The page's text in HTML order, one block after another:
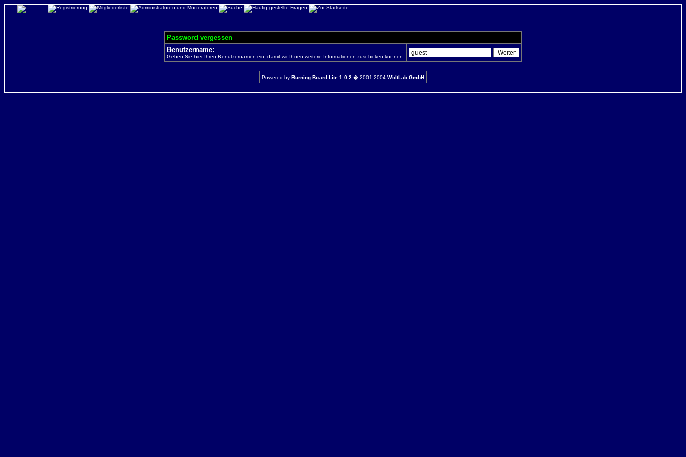
Password vergessen
Benutzername:
Geben Sie hier Ihren Benutzernamen ein, damit wir Ihnen weitere Informationen zuschicken können.
Powered by Burning Board Lite 1.0.2 � 2001-2004 WoltLab GmbH